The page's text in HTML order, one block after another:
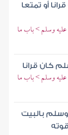
أو تمتعا
وسلم > باب ما
كان قرانا
وسلم > باب ما
بالبيت